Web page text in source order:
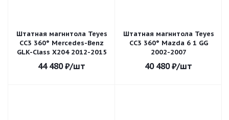
Штатная магнитола Teyes
CC3 360° Mercedes-Benz
GLK-Class X204 2012-2015
44 480₽/шт
Штатная магнитола Teyes
CC3 360° Mazda 6 1 GG
2002-2007
40 480₽/шт